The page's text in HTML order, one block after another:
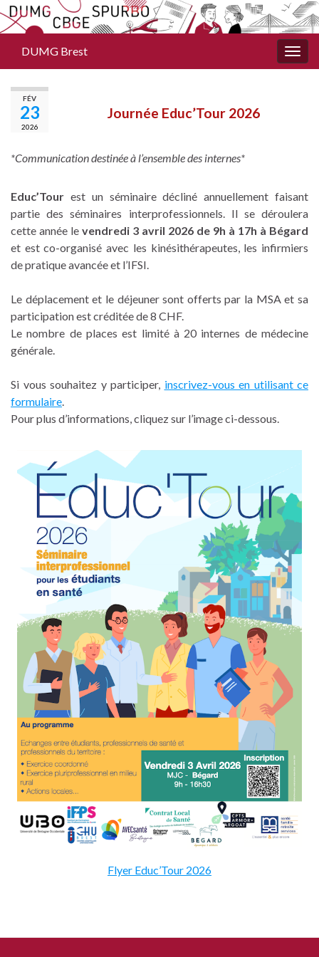
DUMG Brest
FÉV
23
2026
Journée Educ’Tour 2026
*Communication destinée à l’ensemble des internes*
Educ’Tour est un séminaire décliné annuellement faisant
partie des séminaires interprofessionnels. Il se déroulera
cette année le vendredi 3 avril 2026 de 9h à 17h à Bégard
et est co-organisé avec les kinésithérapeutes, les infirmiers
de pratique avancée et l’IFSI.
Le déplacement et le déjeuner sont offerts par la MSA et sa
participation est créditée de 8 CHF.
Le nombre de places est limité à 20 internes de médecine
générale.
Si vous souhaitez y participer, inscrivez-vous en utilisant ce
formulaire
Pour plus d’informations, cliquez sur l’image ci-dessous.
Flyer Educ’Tour 2026